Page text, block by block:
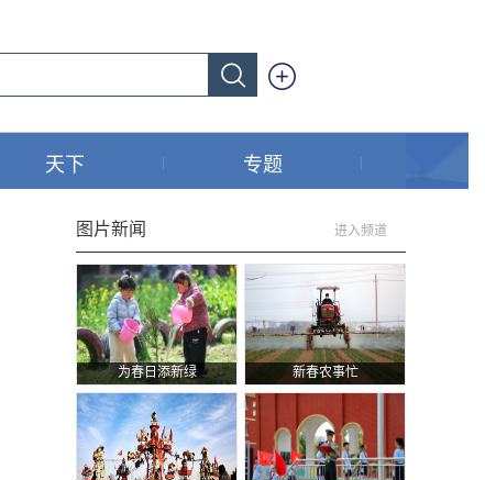
天下 专题
图片新闻 进入频道
为春日添新绿 新春农事忙